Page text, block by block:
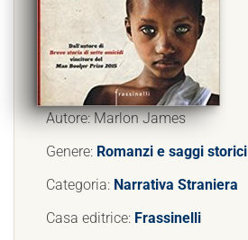
Autore: Marlon James
Genere: Romanzi e saggi storici
Categoria: Narrativa Straniera
Casa editrice: Frassinelli